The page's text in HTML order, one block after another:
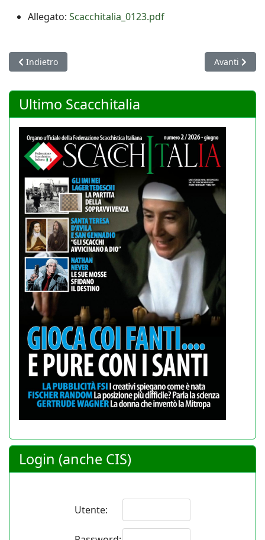
Allegato: Scacchitalia_0123.pdf
Articolo precedente: Scacchitalia 2023/2 - Giugno
Indietro Articolo
Avanti
Ultimo Scacchitalia
Login (anche CIS)
Utente: